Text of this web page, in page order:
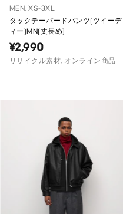
MEN, XS-3XL
タックテーパードパンツ(ツイーデ
ィー)MN(丈長め)
¥2,990
リサイクル素材, オンライン商品